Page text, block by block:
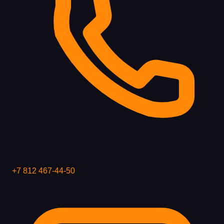
+7 812 467-44-50